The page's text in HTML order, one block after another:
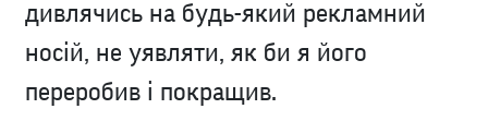
дивлячись на будь-який рекламний
носій, не уявляти, як би я його
переробив і покращив.